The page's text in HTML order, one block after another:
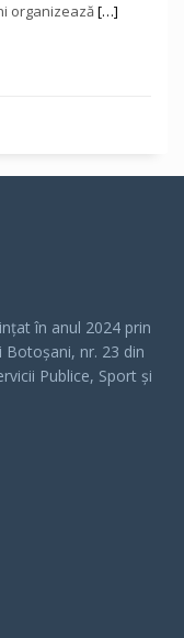
organizează[…]
în anul 2024 prin
Botoșani, nr. 23 din
Publice, Sport și